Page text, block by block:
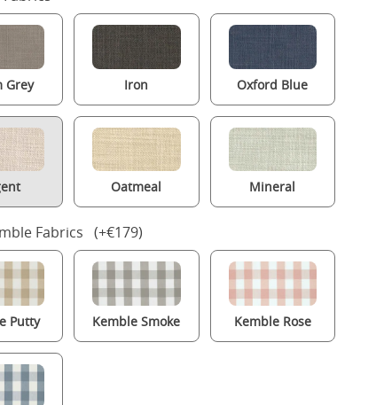
Grey Iron Oxford Blue
Oatmeal Mineral
Fabrics (+€179)
Putty Kemble Smoke Kemble Rose